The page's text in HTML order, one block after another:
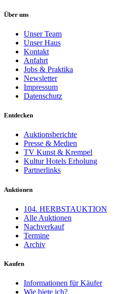
Über uns
Unser Team
Unser Haus
Kontakt
Anfahrt
Jobs & Praktika
Newsletter
Impressum
Datenschutz
Entdecken
Auktionsberichte
Presse & Medien
TV Kunst & Krempel
Kultur Hotels Erholung
Partnerlinks
Auktionen
104. HERBSTAUKTION
Alle Auktionen
Nachverkauf
Termine
Archiv
Kaufen
Informationen für Käufer
Wie biete ich?